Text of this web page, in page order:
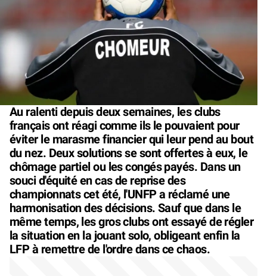
Au ralenti depuis deux semaines, les clubs
français ont réagi comme ils le pouvaient pour
éviter le marasme financier qui leur pend au bout
du nez. Deux solutions se sont offertes à eux, le
chômage partiel ou les congés payés. Dans un
souci d'équité en cas de reprise des
championnats cet été, l'UNFP a réclamé une
harmonisation des décisions. Sauf que dans le
même temps, les gros clubs ont essayé de régler
la situation en la jouant solo, obligeant enfin la
LFP à remettre de l'ordre dans ce chaos.